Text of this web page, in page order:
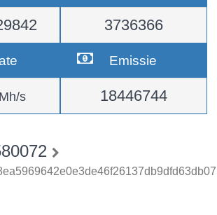
3736366
Mh/s
Emissie
18446744